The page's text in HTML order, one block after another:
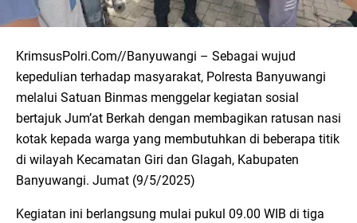
KrimsusPolri.Com//Banyuwangi – Sebagai wujud
kepedulian terhadap masyarakat, Polresta Banyuwangi
melalui Satuan Binmas menggelar kegiatan sosial
bertajuk Jum’at Berkah dengan membagikan ratusan nasi
kotak kepada warga yang membutuhkan di beberapa titik
di wilayah Kecamatan Giri dan Glagah, Kabupaten
Banyuwangi. Jumat (9/5/2025)
Kegiatan ini berlangsung mulai pukul 09.00 WIB di tiga